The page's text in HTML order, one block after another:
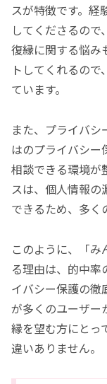
スが特徴です。経
してくださるので
復縁に関する悩み
トしてくれるの
ています。
また、プライバ
はのプライバシー
相談できる環境が
スは、個人情報
できるため、多く
このように、「
る理由は、的中率
イバシー保護の徹
が多くのユーザー
縁を望む方にとっ
違いありません。